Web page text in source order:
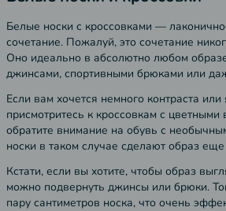
Белые носки с кроссовками —
сочетание. Пожалуй, это сочетание
Оно идеально в абсолютно любом
джинсами, спортивными брюками или
Если вам хочется немного контраста или
присмотритесь к кроссовкам с
обратите внимание на обувь с
носки в таком случае сделают образ
Кстати, если вы хотите, чтобы образ
можно подвернуть джинсы или брюки.
пару сантиметров носка, что очень